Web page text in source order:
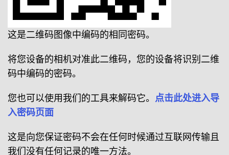
这是二维码图像中编码的相同密码。
将您设备的相机对准此二维码，您的设备将识别二维
码中编码的密码。
您也可以使用我们的工具来解码它。 点击此处进入导
入密码页面
这是向您保证密码不会在任何时候通过互联网传输且
我们没有任何记录的唯一方法。